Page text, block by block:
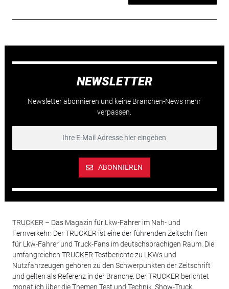
NEWSLETTER
Newsletter abonnieren und keine Branchen-News mehr
verpassen.
ABONNIEREN
TRUCKER – Das Magazin für Lkw-Fahrer im Nah- und
Fernverkehr: Der TRUCKER ist eine der führenden Zeitschriften
für Lkw-Fahrer und Truck-Fans im deutschsprachigen Raum. Die
umfangreichen TRUCKER Testberichte zu LKWs und
Nutzfahrzeugen gehören zu den Schwerpunkten der Zeitschrift
und gelten als Referenz in der Branche. Der TRUCKER berichtet
monatlich über die Themen Test und Technik, Show-Truck,